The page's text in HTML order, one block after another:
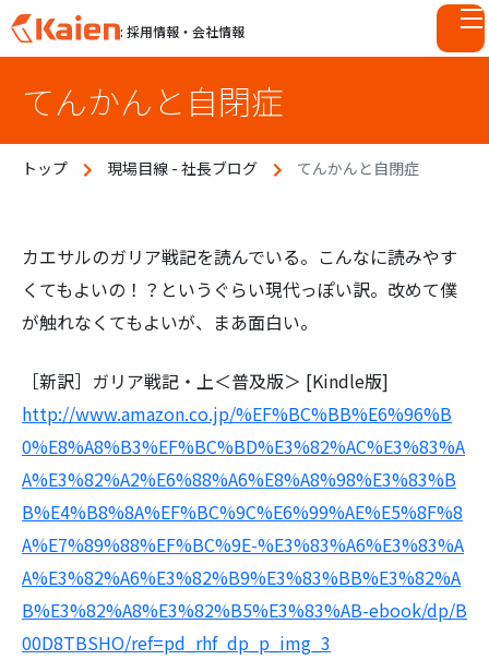
p
: 採用情報・会社情報
てんかんと自閉症
トップ 現場目線 - 社長ブログ てんかんと自閉症
カエサルのガリア戦記を読んでいる。こんなに読みやす
くてもよいの！？というぐらい現代っぽい訳。改めて僕
が触れなくてもよいが、まあ面白い。
［新訳］ガリア戦記・上＜普及版＞ [Kindle版]
http://www.amazon.co.jp/%EF%BC%BB%E6%96%B
0%E8%A8%B3%EF%BC%BD%E3%82%AC%E3%83%A
A%E3%82%A2%E6%88%A6%E8%A8%98%E3%83%B
B%E4%B8%8A%EF%BC%9C%E6%99%AE%E5%8F%8
A%E7%89%88%EF%BC%9E-%E3%83%A6%E3%83%A
A%E3%82%A6%E3%82%B9%E3%83%BB%E3%82%A
B%E3%82%A8%E3%82%B5%E3%83%AB-ebook/dp/B
00D8TBSHO/ref=pd_rhf_dp_p_img_3